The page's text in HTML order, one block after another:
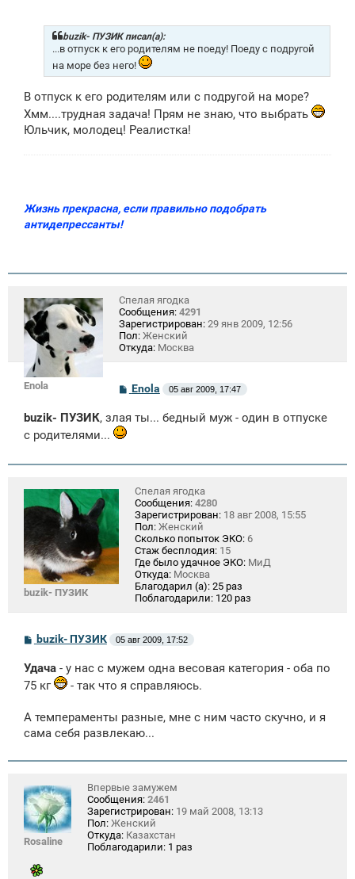
buzik- ПУЗИК писал(а):
...в отпуск к его родителям не поеду! Поеду с подругой
на море без него!
В отпуск к его родителям или с подругой на море?
Хмм....трудная задача! Прям не знаю, что выбрать
Юльчик, молодец! Реалистка!
Жизнь прекрасна, если правильно подобрать
антидепрессанты!
Enola
Спелая ягодка
Сообщения: 4291
Зарегистрирован: 29 янв 2009, 12:56
Пол: Женский
Откуда: Москва
С
о
б
и
Enola 05 авг 2009, 17:47
buzik- ПУЗИК, злая ты... бедный муж - один в отпуске
с родителями...
buzik- ПУЗИК
Спелая ягодка
Сообщения: 4280
Зарегистрирован: 18 авг 2008, 15:55
Пол: Женский
Сколько попыток ЭКО: 6
Стаж бесплодия: 15
Где было удачное ЭКО: МиД
Откуда: Москва
Благодарил (а): 25 раз
Поблагодарили: 120 раз
С
о
б
щ
е
и
buzik- ПУЗИК 05 авг 2009, 17:52
Удача - у нас с мужем одна весовая категория - оба по
75 кг
- так что я справляюсь.
А темпераменты разные, мне с ним часто скучно, и я
сама себя развлекаю...
Rosaline
Впервые замужем
Сообщения: 2461
Зарегистрирован: 19 май 2008, 13:13
Пол: Женский
Откуда: Казахстан
Поблагодарили: 1 раз